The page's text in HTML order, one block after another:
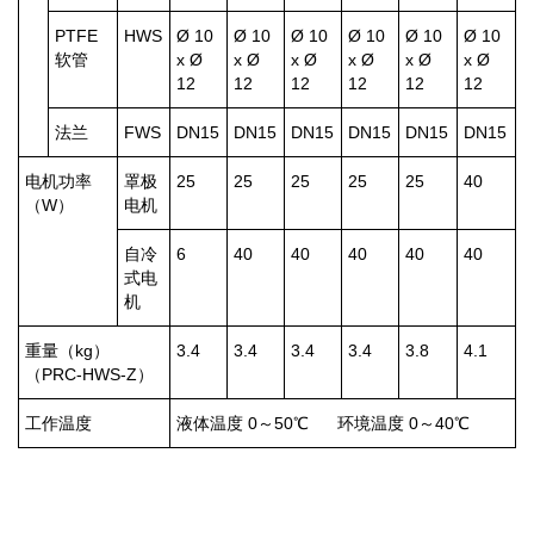
PTFE
软管
HWS
Ø 10
x Ø
12
Ø 10
x Ø
12
Ø 10
x Ø
12
Ø 10
x Ø
12
Ø 10
x Ø
12
Ø 10
x Ø
12
法兰 FWS DN15 DN15 DN15 DN15 DN15 DN15
电机功率
（W）
罩极
电机
25 25 25 25 25 40
自冷
式电
机
6 40 40 40 40 40
重量（kg）
（PRC-HWS-Z）
3.4 3.4 3.4 3.4 3.8 4.1
工作温度 液体温度 0～50℃ 环境温度 0～40℃